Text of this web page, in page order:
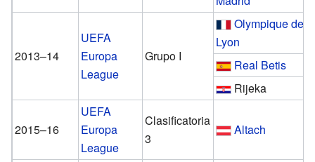
2013–14
UEFA
Europa
League
Grupo I
Olympique de
Lyon
Real Betis
Rijeka
2015–16
UEFA
Europa
League
Clasificatoria
3
Altach